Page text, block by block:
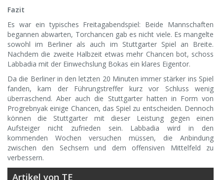
Fazit
Es war ein typisches Freitagabendspiel: Beide Mannschaften
begannen abwarten, Torchancen gab es nicht viele. Es mangelte
sowohl im Berliner als auch im Stuttgarter Spiel an Breite.
Nachdem die zweite Halbzeit etwas mehr Chancen bot, schoss
Labbadia mit der Einwechslung Bokas ein klares Eigentor.
Da die Berliner in den letzten 20 Minuten immer stärker ins Spiel
fanden, kam der Führungstreffer kurz vor Schluss wenig
überraschend. Aber auch die Stuttgarter hatten in Form von
Progrebnyak einige Chancen, das Spiel zu entscheiden. Dennoch
können die Stuttgarter mit dieser Leistung gegen einen
Aufsteiger nicht zufrieden sein. Labbadia wird in den
kommenden Wochen versuchen müssen, die Anbindung
zwischen den Sechsern und dem offensiven Mittelfeld zu
verbessern.
Artikel von TE